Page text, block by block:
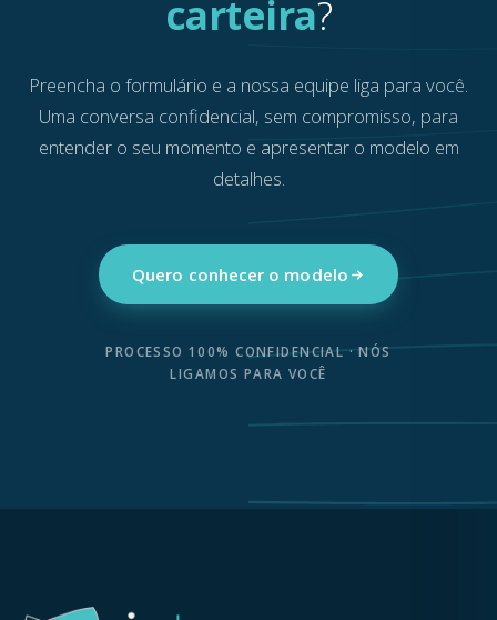
carteira?
Preencha o formulário e a nossa equipe liga para você.
Uma conversa confidencial, sem compromisso, para
entender o seu momento e apresentar o modelo em
detalhes.
Quero conhecer o modelo
PROCESSO 100% CONFIDENCIAL · NÓS
LIGAMOS PARA VOCÊ